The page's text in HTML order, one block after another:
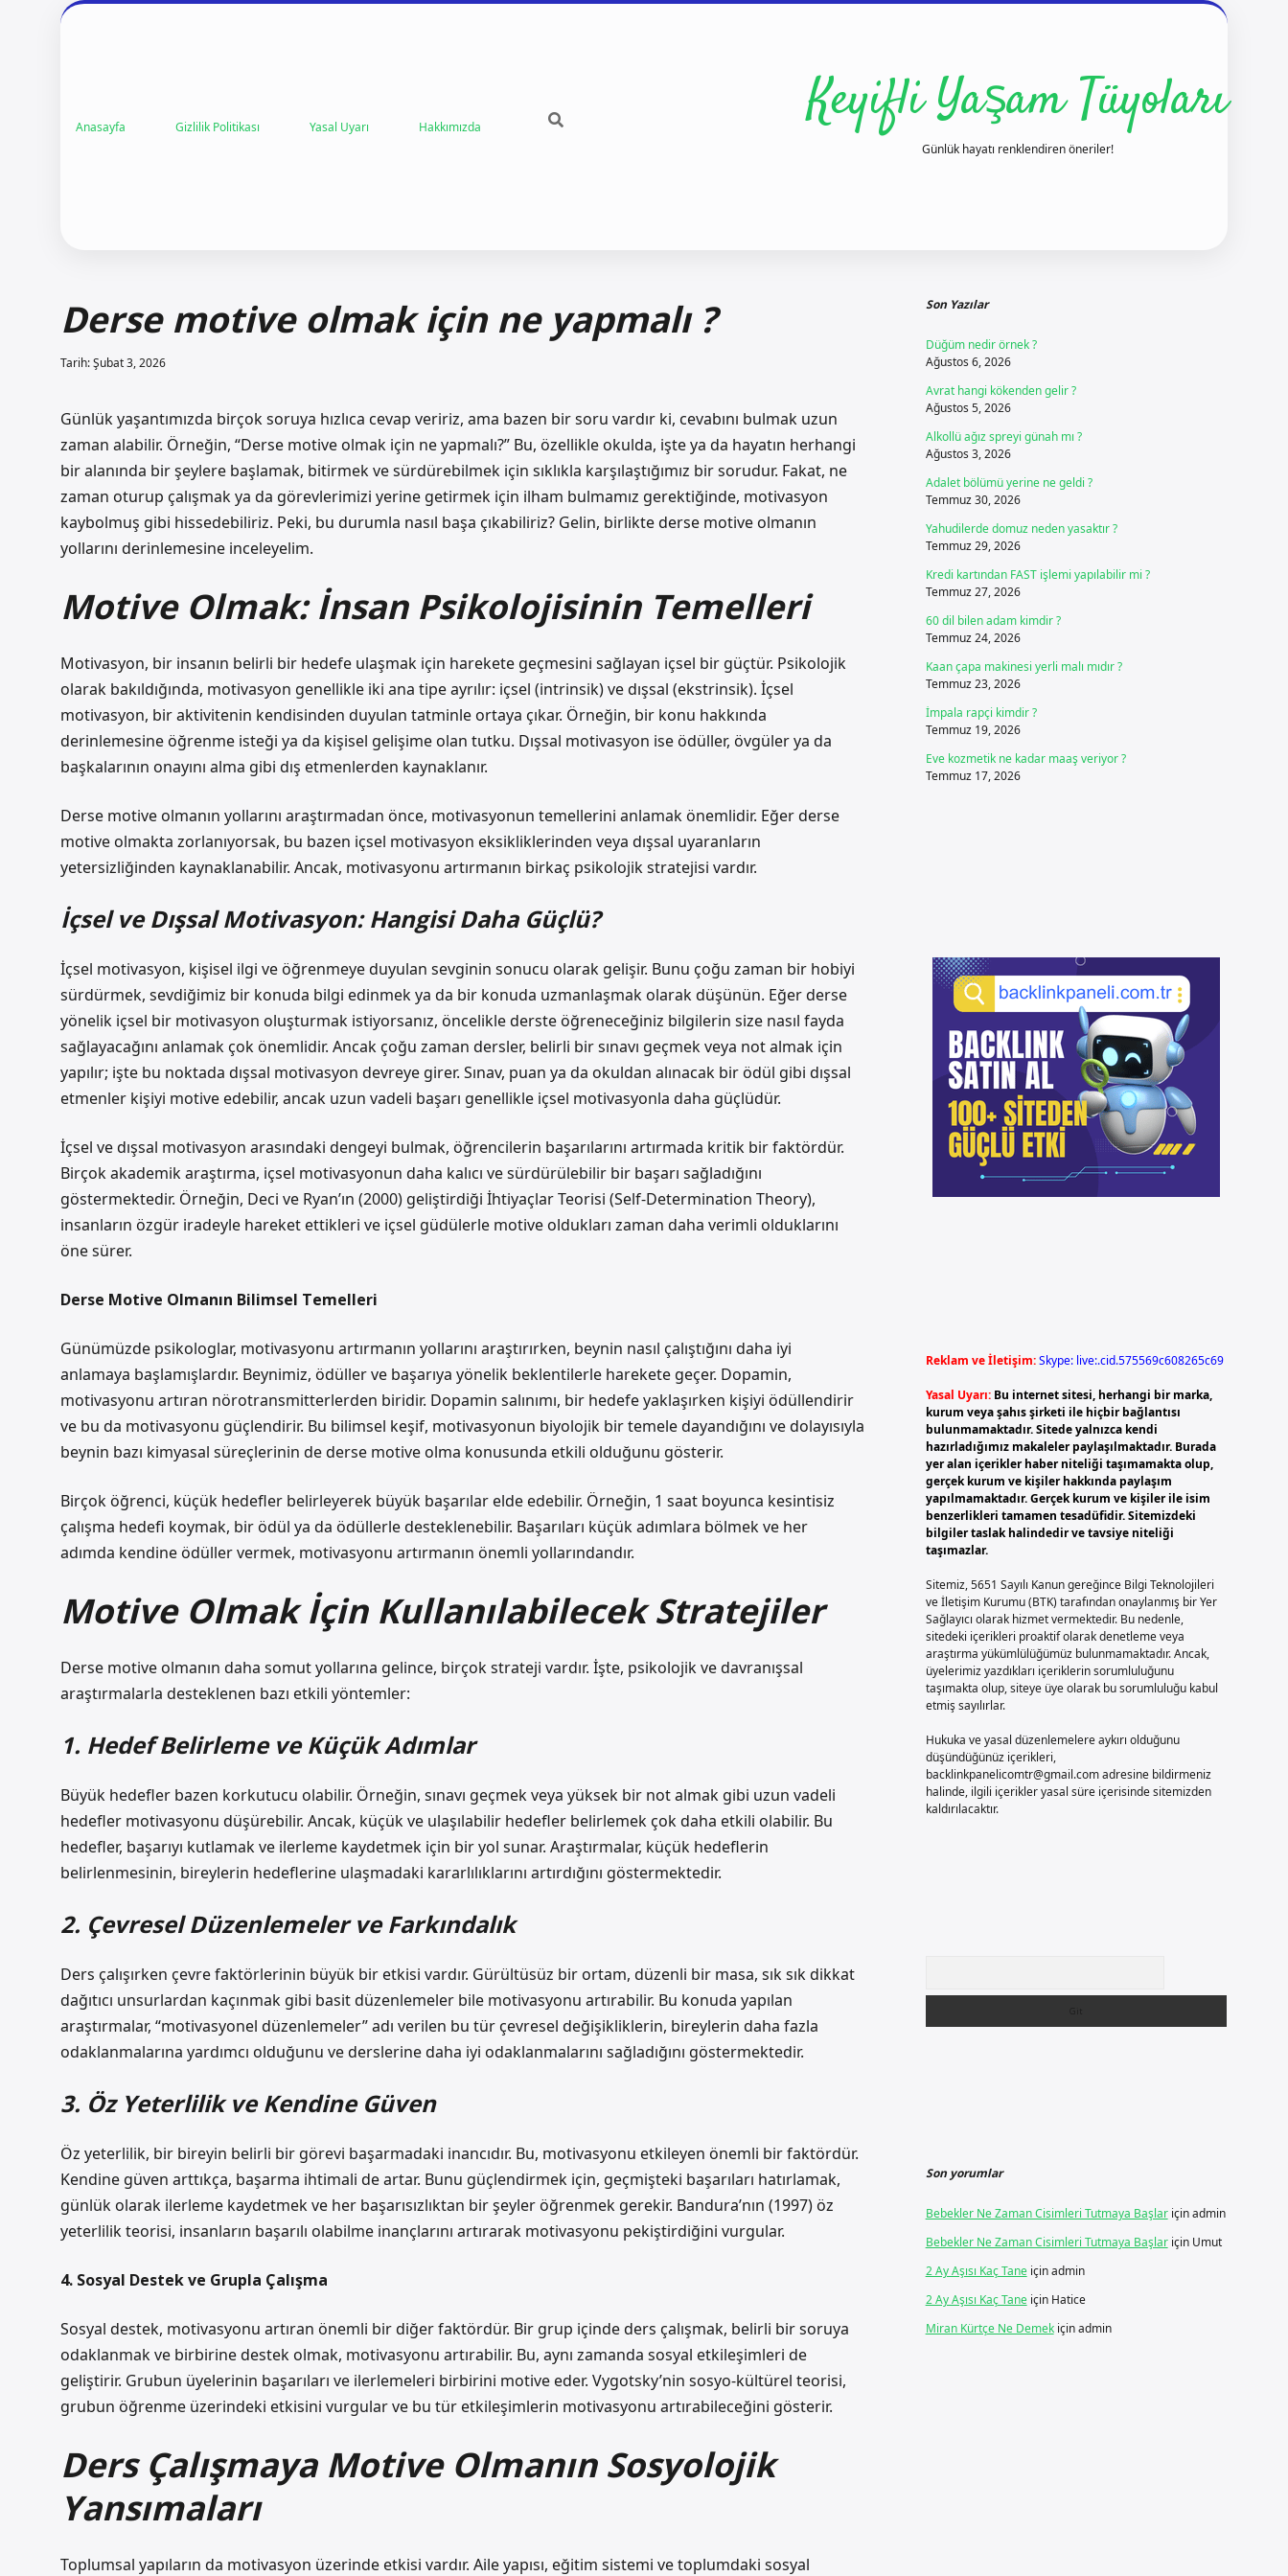
Anasayfa Gizlilik Politikası Yasal Uyarı Hakkımızda Keyifli Yaşam Tüyoları
Günlük hayatı renklendiren öneriler!
Derse motive olmak için ne yapmalı ?
Tarih: Şubat 3, 2026
Günlük yaşantımızda birçok soruya hızlıca cevap veririz, ama bazen bir soru vardır ki, cevabını bulmak uzun
zaman alabilir. Örneğin, “Derse motive olmak için ne yapmalı?” Bu, özellikle okulda, işte ya da hayatın herhangi
bir alanında bir şeylere başlamak, bitirmek ve sürdürebilmek için sıklıkla karşılaştığımız bir sorudur. Fakat, ne
zaman oturup çalışmak ya da görevlerimizi yerine getirmek için ilham bulmamız gerektiğinde, motivasyon
kaybolmuş gibi hissedebiliriz. Peki, bu durumla nasıl başa çıkabiliriz? Gelin, birlikte derse motive olmanın
yollarını derinlemesine inceleyelim.
Motive Olmak: İnsan Psikolojisinin Temelleri
Motivasyon, bir insanın belirli bir hedefe ulaşmak için harekete geçmesini sağlayan içsel bir güçtür. Psikolojik
olarak bakıldığında, motivasyon genellikle iki ana tipe ayrılır: içsel (intrinsik) ve dışsal (ekstrinsik). İçsel
motivasyon, bir aktivitenin kendisinden duyulan tatminle ortaya çıkar. Örneğin, bir konu hakkında
derinlemesine öğrenme isteği ya da kişisel gelişime olan tutku. Dışsal motivasyon ise ödüller, övgüler ya da
başkalarının onayını alma gibi dış etmenlerden kaynaklanır.
Derse motive olmanın yollarını araştırmadan önce, motivasyonun temellerini anlamak önemlidir. Eğer derse
motive olmakta zorlanıyorsak, bu bazen içsel motivasyon eksikliklerinden veya dışsal uyaranların
yetersizliğinden kaynaklanabilir. Ancak, motivasyonu artırmanın birkaç psikolojik stratejisi vardır.
İçsel ve Dışsal Motivasyon: Hangisi Daha Güçlü?
İçsel motivasyon, kişisel ilgi ve öğrenmeye duyulan sevginin sonucu olarak gelişir. Bunu çoğu zaman bir hobiyi
sürdürmek, sevdiğimiz bir konuda bilgi edinmek ya da bir konuda uzmanlaşmak olarak düşünün. Eğer derse
yönelik içsel bir motivasyon oluşturmak istiyorsanız, öncelikle derste öğreneceğiniz bilgilerin size nasıl fayda
sağlayacağını anlamak çok önemlidir. Ancak çoğu zaman dersler, belirli bir sınavı geçmek veya not almak için
yapılır; işte bu noktada dışsal motivasyon devreye girer. Sınav, puan ya da okuldan alınacak bir ödül gibi dışsal
etmenler kişiyi motive edebilir, ancak uzun vadeli başarı genellikle içsel motivasyonla daha güçlüdür.
İçsel ve dışsal motivasyon arasındaki dengeyi bulmak, öğrencilerin başarılarını artırmada kritik bir faktördür.
Birçok akademik araştırma, içsel motivasyonun daha kalıcı ve sürdürülebilir bir başarı sağladığını
göstermektedir. Örneğin, Deci ve Ryan’ın (2000) geliştirdiği İhtiyaçlar Teorisi (Self-Determination Theory),
insanların özgür iradeyle hareket ettikleri ve içsel güdülerle motive oldukları zaman daha verimli olduklarını
öne sürer.
Derse Motive Olmanın Bilimsel Temelleri
Günümüzde psikologlar, motivasyonu artırmanın yollarını araştırırken, beynin nasıl çalıştığını daha iyi
anlamaya başlamışlardır. Beynimiz, ödüller ve başarıya yönelik beklentilerle harekete geçer. Dopamin,
motivasyonu artıran nörotransmitterlerden biridir. Dopamin salınımı, bir hedefe yaklaşırken kişiyi ödüllendirir
ve bu da motivasyonu güçlendirir. Bu bilimsel keşif, motivasyonun biyolojik bir temele dayandığını ve dolayısıyla
beynin bazı kimyasal süreçlerinin de derse motive olma konusunda etkili olduğunu gösterir.
Birçok öğrenci, küçük hedefler belirleyerek büyük başarılar elde edebilir. Örneğin, 1 saat boyunca kesintisiz
çalışma hedefi koymak, bir ödül ya da ödüllerle desteklenebilir. Başarıları küçük adımlara bölmek ve her
adımda kendine ödüller vermek, motivasyonu artırmanın önemli yollarındandır.
Motive Olmak İçin Kullanılabilecek Stratejiler
Derse motive olmanın daha somut yollarına gelince, birçok strateji vardır. İşte, psikolojik ve davranışsal
araştırmalarla desteklenen bazı etkili yöntemler:
1. Hedef Belirleme ve Küçük Adımlar
Büyük hedefler bazen korkutucu olabilir. Örneğin, sınavı geçmek veya yüksek bir not almak gibi uzun vadeli
hedefler motivasyonu düşürebilir. Ancak, küçük ve ulaşılabilir hedefler belirlemek çok daha etkili olabilir. Bu
hedefler, başarıyı kutlamak ve ilerleme kaydetmek için bir yol sunar. Araştırmalar, küçük hedeflerin
belirlenmesinin, bireylerin hedeflerine ulaşmadaki kararlılıklarını artırdığını göstermektedir.
2. Çevresel Düzenlemeler ve Farkındalık
Ders çalışırken çevre faktörlerinin büyük bir etkisi vardır. Gürültüsüz bir ortam, düzenli bir masa, sık sık dikkat
dağıtıcı unsurlardan kaçınmak gibi basit düzenlemeler bile motivasyonu artırabilir. Bu konuda yapılan
araştırmalar, “motivasyonel düzenlemeler” adı verilen bu tür çevresel değişikliklerin, bireylerin daha fazla
odaklanmalarına yardımcı olduğunu ve derslerine daha iyi odaklanmalarını sağladığını göstermektedir.
3. Öz Yeterlilik ve Kendine Güven
Öz yeterlilik, bir bireyin belirli bir görevi başarmadaki inancıdır. Bu, motivasyonu etkileyen önemli bir faktördür.
Kendine güven arttıkça, başarma ihtimali de artar. Bunu güçlendirmek için, geçmişteki başarıları hatırlamak,
günlük olarak ilerleme kaydetmek ve her başarısızlıktan bir şeyler öğrenmek gerekir. Bandura’nın (1997) öz
yeterlilik teorisi, insanların başarılı olabilme inançlarını artırarak motivasyonu pekiştirdiğini vurgular.
4. Sosyal Destek ve Grupla Çalışma
Sosyal destek, motivasyonu artıran önemli bir diğer faktördür. Bir grup içinde ders çalışmak, belirli bir soruya
odaklanmak ve birbirine destek olmak, motivasyonu artırabilir. Bu, aynı zamanda sosyal etkileşimleri de
geliştirir. Grubun üyelerinin başarıları ve ilerlemeleri birbirini motive eder. Vygotsky’nin sosyo-kültürel teorisi,
grubun öğrenme üzerindeki etkisini vurgular ve bu tür etkileşimlerin motivasyonu artırabileceğini gösterir.
Ders Çalışmaya Motive Olmanın Sosyolojik
Yansımaları
Toplumsal yapıların da motivasyon üzerinde etkisi vardır. Aile yapısı, eğitim sistemi ve toplumdaki sosyal
Son Yazılar
Düğüm nedir örnek ?
Ağustos 6, 2026
Avrat hangi kökenden gelir ?
Ağustos 5, 2026
Alkollü ağız spreyi günah mı ?
Ağustos 3, 2026
Adalet bölümü yerine ne geldi ?
Temmuz 30, 2026
Yahudilerde domuz neden yasaktır ?
Temmuz 29, 2026
Kredi kartından FAST işlemi yapılabilir mi ?
Temmuz 27, 2026
60 dil bilen adam kimdir ?
Temmuz 24, 2026
Kaan çapa makinesi yerli malı mıdır ?
Temmuz 23, 2026
İmpala rapçi kimdir ?
Temmuz 19, 2026
Eve kozmetik ne kadar maaş veriyor ?
Temmuz 17, 2026
Reklam ve İletişim:Skype: live:.cid.575569c608265c69
Yasal Uyarı: Bu internet sitesi, herhangi bir marka,
kurum veya şahıs şirketi ile hiçbir bağlantısı
bulunmamaktadır. Sitede yalnızca kendi
hazırladığımız makaleler paylaşılmaktadır. Burada
yer alan içerikler haber niteliği taşımamakta olup,
gerçek kurum ve kişiler hakkında paylaşım
yapılmamaktadır. Gerçek kurum ve kişiler ile isim
benzerlikleri tamamen tesadüfidir. Sitemizdeki
bilgiler taslak halindedir ve tavsiye niteliği
taşımazlar.
Sitemiz, 5651 Sayılı Kanun gereğince Bilgi Teknolojileri
ve İletişim Kurumu (BTK) tarafından onaylanmış bir Yer
Sağlayıcı olarak hizmet vermektedir. Bu nedenle,
sitedeki içerikleri proaktif olarak denetleme veya
araştırma yükümlülüğümüz bulunmamaktadır. Ancak,
üyelerimiz yazdıkları içeriklerin sorumluluğunu
taşımakta olup, siteye üye olarak bu sorumluluğu kabul
etmiş sayılırlar.
Hukuka ve yasal düzenlemelere aykırı olduğunu
düşündüğünüz içerikleri,
backlinkpanelicomtr@gmail.comadresine bildirmeniz
halinde, ilgili içerikler yasal süre içerisinde sitemizden
kaldırılacaktır.
Son yorumlar
Bebekler Ne Zaman Cisimleri Tutmaya Başlariçinadmin
Bebekler Ne Zaman Cisimleri Tutmaya Başlariçin Umut
2 Ay Aşısı Kaç Taneiçinadmin
2 Ay Aşısı Kaç Taneiçin Hatice
Miran Kürtçe Ne Demekiçinadmin